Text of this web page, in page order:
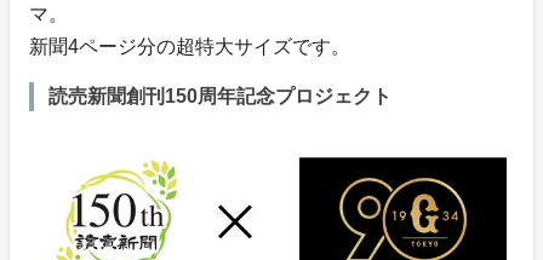
マ。
新聞4ページ分の超特大サイズです。
読売新聞創刊150周年記念プロジェクト